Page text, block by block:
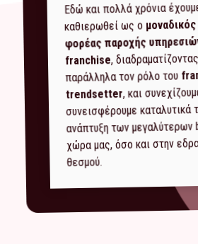
Εδώ και πολλά χρόνια
καθιερωθεί ως ο μοναδικός
φορέας παροχής
franchise, διαδραματίζοντας
παράλληλα τον ρόλο του
trendsetter, και
συνεισφέρουμε καταλυτικά
ανάπτυξη των μεγαλύτερων
χώρα μας, όσο και στην
θεσμού.